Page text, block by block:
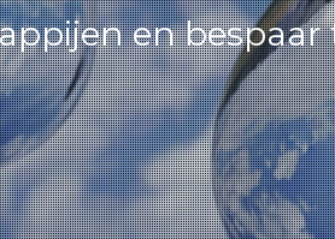
en bespaar